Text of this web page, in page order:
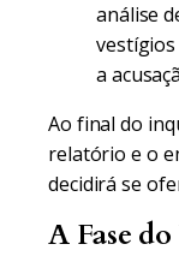
análise
a
Ao final do
relatório e o
decidirá se
A Fase